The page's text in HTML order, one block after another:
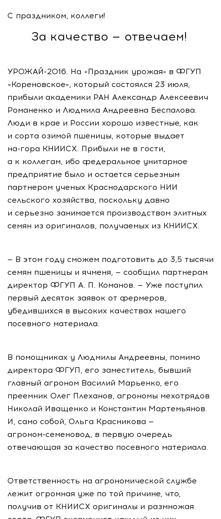
С праздником, коллеги!
За качество — отвечаем!
УРОЖАЙ-2016. На «Праздник урожая» в ФГУП
«Кореновское», который состоялся 23 июля,
прибыли академики РАН Александр Алексеевич
Романенко и Людмила Андреевна Беспалова.
Люди в крае и России хорошо известные, как
и сорта озимой пшеницы, которые выдает
на-гора КНИИСХ. Прибыли не в гости,
а к коллегам, ибо федеральное унитарное
предприятие было и остается серьезным
партнером ученых Краснодарского НИИ
сельского хозяйства, поскольку давно
и серьезно занимается производством элитных
семян из оригиналов, получаемых из КНИИСХ.
— В этом году сможем подготовить до 3,5 тысячи
семян пшеницы и ячменя, — сообщил партнерам
директор ФГУП А. П. Команов. — Уже поступил
первый десяток заявок от фермеров,
убедившихся в высоких качествах нашего
посевного материала.
В помощниках у Людмилы Андреевны, помимо
директора ФГУП, его заместитель, бывший
главный агроном Василий Марьенко, его
преемник Олег Плеханов, агрономы мехотрядов
Николай Иващенко и Константин Мартемьянов.
И, само собой, Ольга Красникова —
агроном-семеновод, в первую очередь
отвечающая за качество посевного материала.
Ответственность на агрономической службе
лежит огромная уже по той причине, что,
получив от КНИИСХ оригиналы и размножая